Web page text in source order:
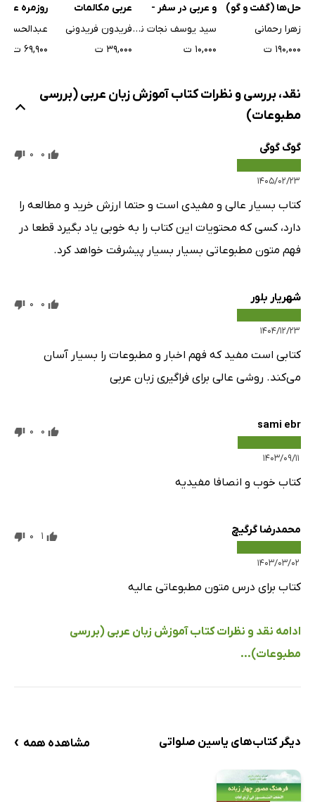
حل‌ها (گفت و گو)
زهرا رحمانی
۱۹۰,۰۰۰ ت
و عربی در سفر -
المحادثة الفارسیة وسید یوسف نجات نژاد
۱۰,۰۰۰ ت
عربی مکالمات
روزمره
فریدون فریدونی
۳۹,۰۰۰ ت
روزمره
عبدالحسین
۶۹,۹۰۰ ت
نقد، بررسی و نظرات کتاب آموزش زبان عربی (بررسی
مطبوعات)
گوگ گوگی
۱۴۰۵/۰۲/۲۳
0
0
کتاب بسیار عالی و مفیدی است و حتما ارزش خرید و مطالعه را
دارد، کسی که محتویات این کتاب را به خوبی یاد بگیرد قطعا در
فهم متون مطبوعاتی بسیار بسیار پیشرفت خواهد کرد.
شهریار بلور
۱۴۰۴/۱۲/۲۳
0
0
کتابی است مفید که فهم اخبار و مطبوعات را بسیار آسان
می‌کند. روشی عالی برای فراگیری زبان عربی
sami ebr
۱۴۰۳/۰۹/۱۱
0
0
کتاب خوب و انصافا مفیدیه
محمدرضا گرگیچ
۱۴۰۳/۰۳/۰۲
1
0
کتاب برای درس متون مطبوعاتی عالیه
ادامه نقد و نظرات کتاب آموزش زبان عربی (بررسی
مطبوعات)...
دیگر کتاب‌های یاسین صلواتی مشاهده همه ›